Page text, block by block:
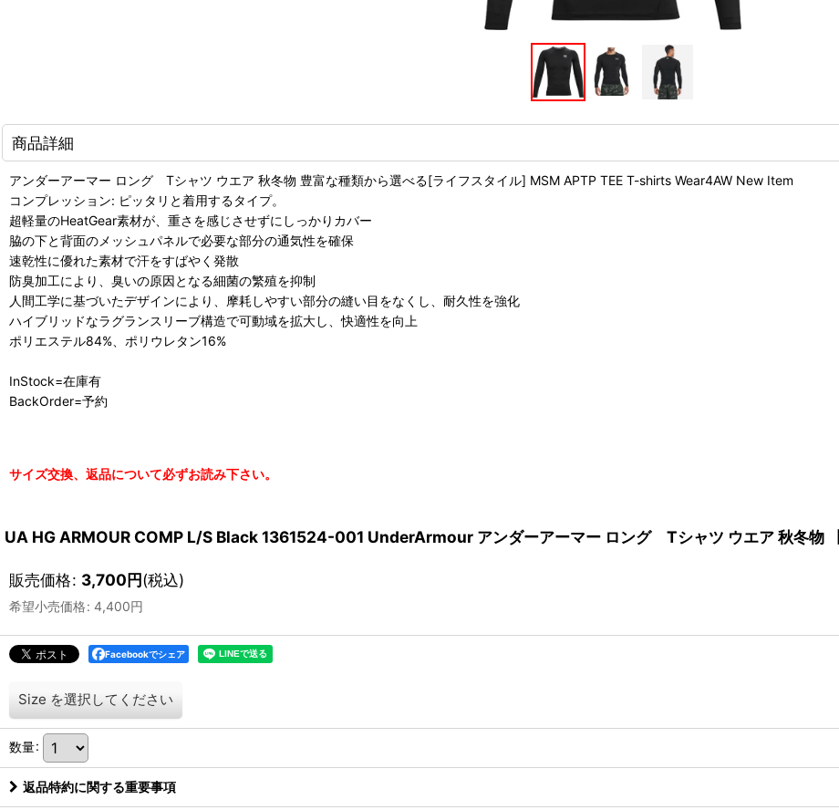
商品詳細
アンダーアーマー ロング Tシャツ ウエア 秋冬物 豊富な種類から選べる[ライフスタイル] MSM APTP TEE T-shirts Wear4AW New Item
コンプレッション: ピッタリと着用するタイプ。
超軽量のHeatGear素材が、重さを感じさせずにしっかりカバー
脇の下と背面のメッシュパネルで必要な部分の通気性を確保
速乾性に優れた素材で汗をすばやく発散
防臭加工により、臭いの原因となる細菌の繁殖を抑制
人間工学に基づいたデザインにより、摩耗しやすい部分の縫い目をなくし、耐久性を強化
ハイブリッドなラグランスリーブ構造で可動域を拡大し、快適性を向上
ポリエステル84%、ポリウレタン16%
InStock=在庫有
BackOrder=予約
サイズ交換、返品について必ずお読み下さい。
UA HG ARMOUR COMP L/S Black 1361524-001 UnderArmour アンダーアーマー ロング Tシャツ ウエア 秋冬物 【
販売価格: 3,700円(税込)
希望小売価格: 4,400円
Facebookでシェア
Size を選択してください
数量:
返品特約に関する重要事項